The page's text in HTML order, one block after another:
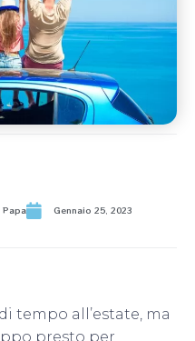
Papa Gennaio 25, 2023
tempo all’estate, ma
presto per